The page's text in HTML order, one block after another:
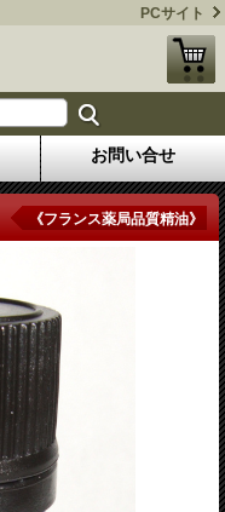
PCサイト
お問い合せ
《フランス薬局品質精油》